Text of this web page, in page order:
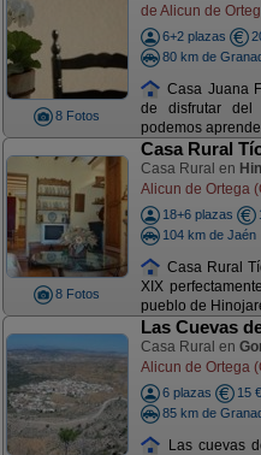
8 Fotos
de Alicun de
6+2 plazas
80 km de
Casa Juana
de disfrutar
podemos
8 Fotos
Casa Rural
Casa Rural en
Alicun de Ortega
18+6 plazas
104 km de Jaén
Casa Rural
XIX
pueblo de
Las Cuevas
Casa Rural en
Alicun de Ortega
6 plazas
15 €
85 km de
Las cuevas